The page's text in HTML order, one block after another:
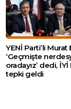
YENİ Parti’li Murat
‘Geçmişte
oradayız’ dedi,
tepki geldi